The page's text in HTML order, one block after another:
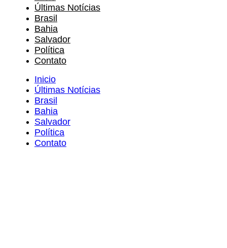
Últimas Notícias
Brasil
Bahia
Salvador
Política
Contato
Inicio
Últimas Notícias
Brasil
Bahia
Salvador
Política
Contato